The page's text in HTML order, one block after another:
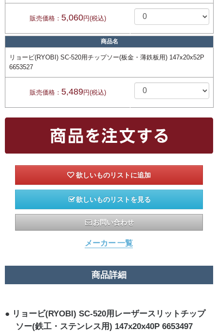
販売価格： 5,060円(税込)
商品名
リョービ(RYOBI) SC-520用チップソー(板金・薄鉄板用) 147x20x52P
6653527
販売価格： 5,489円(税込)
欲しいものリストを見る
お問い合わせ
メーカー 一覧
商品詳細
リョービ(RYOBI) SC-520用レーザースリットチップ
ソー(鉄工・ステンレス用) 147x20x40P 6653497